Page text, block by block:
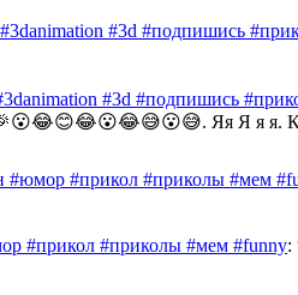
#3danimation #3d #подпишись
#3d #подпишись
Яя Я я я.
#юмор #прикол #приколы #мем
#прикол #приколы #мем #funny: